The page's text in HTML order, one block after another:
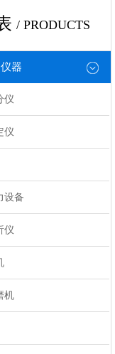
/ PRODUCTS
器
仪
仪
设备
仪
机